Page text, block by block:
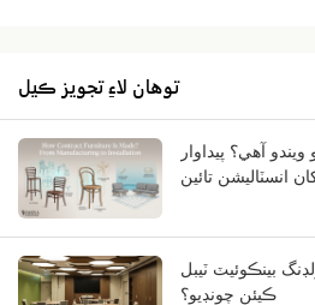
توھان لاءِ تجويز ڪيل
آهي؟ پيداوار
انسٽاليشن تائين
بينڪوئيٽ ٽيبل
ڪيئن چونڊيو؟